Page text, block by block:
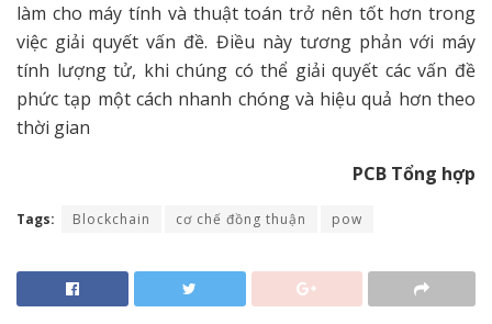
làm cho máy tính và thuật toán trở nên tốt hơn trong
việc giải quyết vấn đề. Điều này tương phản với máy
tính lượng tử, khi chúng có thể giải quyết các vấn đề
phức tạp một cách nhanh chóng và hiệu quả hơn theo
thời gian
PCB Tổng hợp
Tags: Blockchain cơ chế đồng thuận pow